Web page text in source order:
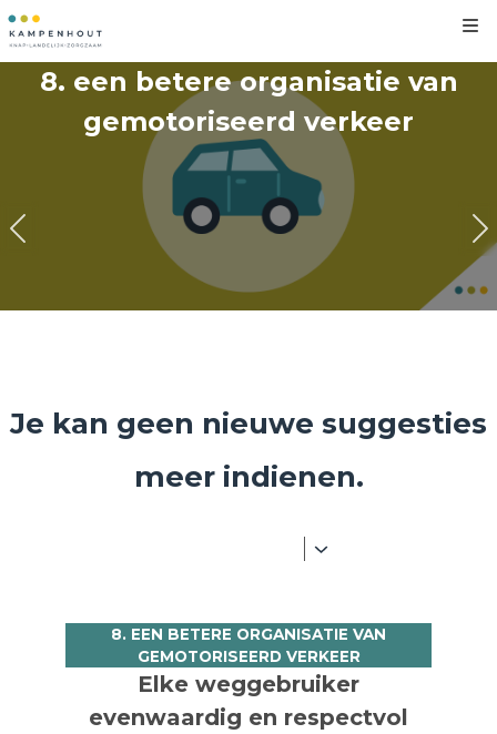
8. een betere organisatie van
gemotoriseerd verkeer
Je kan geen nieuwe suggesties
meer indienen.
8. EEN BETERE ORGANISATIE VAN
GEMOTORISEERD VERKEER
Elke weggebruiker
evenwaardig en respectvol